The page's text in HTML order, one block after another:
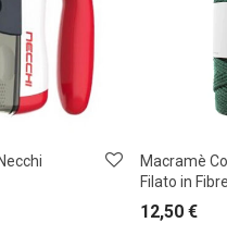
Macramè
Filato in
12,50 €